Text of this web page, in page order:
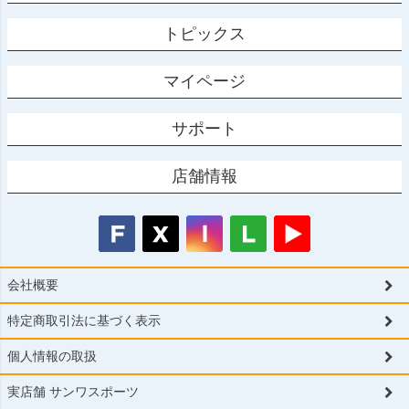
トピックス
マイページ
サポート
店舗情報
会社概要
特定商取引法に基づく表示
個人情報の取扱
実店舗 サンワスポーツ